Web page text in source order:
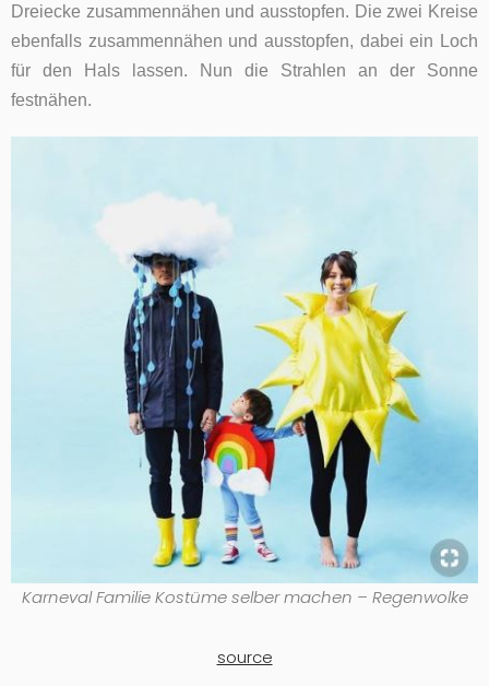
Dreiecke zusammennähen und ausstopfen. Die zwei Kreise
ebenfalls zusammennähen und ausstopfen, dabei ein Loch
für den Hals lassen. Nun die Strahlen an der Sonne
festnähen.
Karneval Familie Kostüme selber machen – Regenwolke
source